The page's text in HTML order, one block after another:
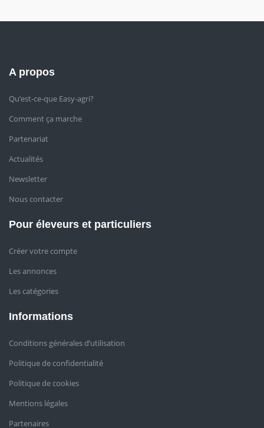
A propos
Qu’est-ce-que Easy-agri?
Comment ça marche
Partenariat
Actualités
Newsletter
Nous contacter
Pour éleveurs et particuliers
Créer votre compte
Les annonces
Les catégories
Informations
Conditions générales d’utilisation
Politique de confidentialité
Politique de cookies
Mentions légales
Partenaires